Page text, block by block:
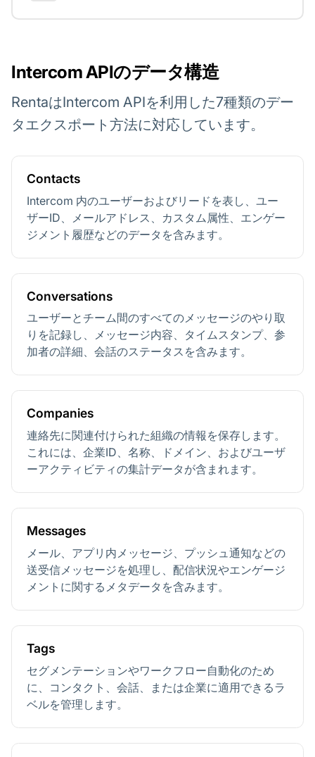
Intercom APIのデータ構造
RentaはIntercom APIを利用した7種類のデー
タエクスポート方法に対応しています。
Contacts
Intercom 内のユーザーおよびリードを表し、ユー
ザーID、メールアドレス、カスタム属性、エンゲー
ジメント履歴などのデータを含みます。
Conversations
ユーザーとチーム間のすべてのメッセージのやり取
りを記録し、メッセージ内容、タイムスタンプ、参
加者の詳細、会話のステータスを含みます。
Companies
連絡先に関連付けられた組織の情報を保存します。
これには、企業ID、名称、ドメイン、およびユーザ
ーアクティビティの集計データが含まれます。
Messages
メール、アプリ内メッセージ、プッシュ通知などの
送受信メッセージを処理し、配信状況やエンゲージ
メントに関するメタデータを含みます。
Tags
セグメンテーションやワークフロー自動化のため
に、コンタクト、会話、または企業に適用できるラ
ベルを管理します。